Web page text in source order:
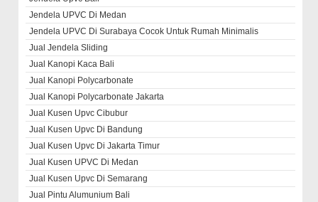
Jendela UPVC Di Medan
Jendela UPVC Di Surabaya Cocok Untuk Rumah Minimalis
Jual Jendela Sliding
Jual Kanopi Kaca Bali
Jual Kanopi Polycarbonate
Jual Kanopi Polycarbonate Jakarta
Jual Kusen Upvc Cibubur
Jual Kusen Upvc Di Bandung
Jual Kusen Upvc Di Jakarta Timur
Jual Kusen UPVC Di Medan
Jual Kusen Upvc Di Semarang
Jual Pintu Alumunium Bali